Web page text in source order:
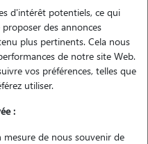
sans engagement
d'intérêt potentiels, ce qui
des annonces
plus pertinents. Cela nous
de notre site Web.
vos préférences, telles que
utiliser.
:
mesure de nous souvenir de